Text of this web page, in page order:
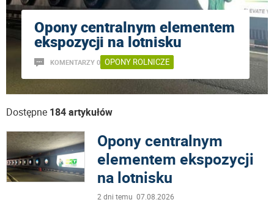
Opony centralnym elementem
ekspozycji na lotnisku
KOMENTARZY 0 OPONY ROLNICZE
Dostępne 184 artykułów
Opony centralnym
elementem ekspozycji
na lotnisku
2 dni temu 07.08.2026